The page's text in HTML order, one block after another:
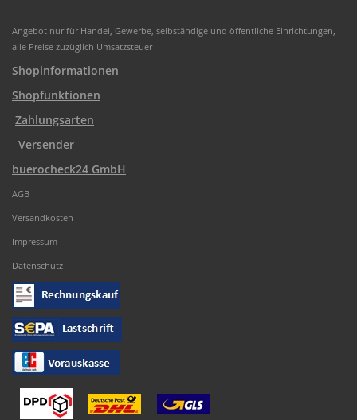
Angebot nur für Handel, Gewerbe, selbständige und öffentliche Einrichtungen,
alle Preise zuzüglich Umsatzsteuer
Shopinformationen
Shopfunktionen
Zahlungsarten
Versender
buerocheck24 GmbH
AGB
Versandkosten
Impressum
Datenschutz